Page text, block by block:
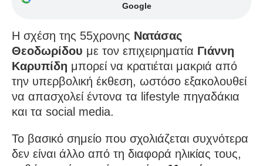
Google
Η σχέση της 55χρονης Νατάσας
Θεοδωρίδου με τον επιχειρηματία Γιάννη
Καρυπίδη μπορεί να κρατιέται μακριά από
την υπερβολική έκθεση, ωστόσο εξακολουθεί
να απασχολεί έντονα τα lifestyle πηγαδάκια
και τα social media.
Το βασικό σημείο που σχολιάζεται συχνότερα
δεν είναι άλλο από τη διαφορά ηλικίας τους,